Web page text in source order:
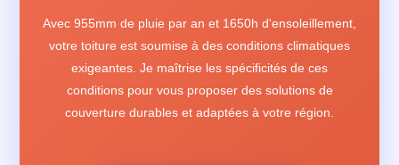
Avec 955mm de pluie par an et 1650h d'ensoleillement,
votre toiture est soumise à des conditions climatiques
exigeantes. Je maîtrise les spécificités de ces
conditions pour vous proposer des solutions de
couverture durables et adaptées à votre région.